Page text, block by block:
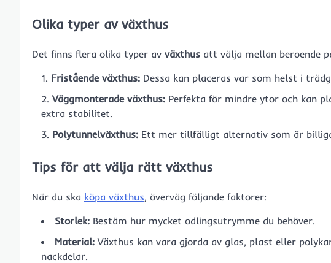
Olika typer av växthus
Det finns flera olika typer av växthus att välja mellan beroende
Fristående växthus: Dessa kan placeras var som helst i
Väggmonterade växthus: Perfekta för mindre ytor och kan
extra stabilitet.
Polytunnelväxthus: Ett mer tillfälligt alternativ som är
Tips för att välja rätt växthus
När du ska köpa växthus, överväg följande faktorer:
Storlek: Bestäm hur mycket odlingsutrymme du behöver.
Material: Växthus kan vara gjorda av glas, plast eller
nackdelar.